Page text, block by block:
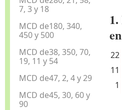
7, 3 y 18
MCD de180, 340,
450 y 500
MCD de38, 350, 70,
19, 11 y 54
MCD de47, 2, 4 y 29
MCD de45, 30, 60 y
90
22
11
1